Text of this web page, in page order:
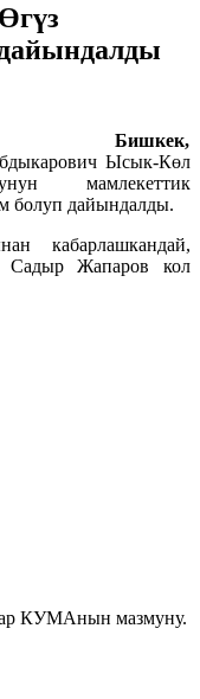
Бишкек,
Ысык-Көл
мамлекеттик
болуп дайындалды.
кабарлашкандай,
Садыр Жапаров кол
КУМАнын мазмуну.